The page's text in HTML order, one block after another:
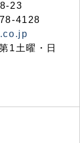
23
4128
1土曜・日